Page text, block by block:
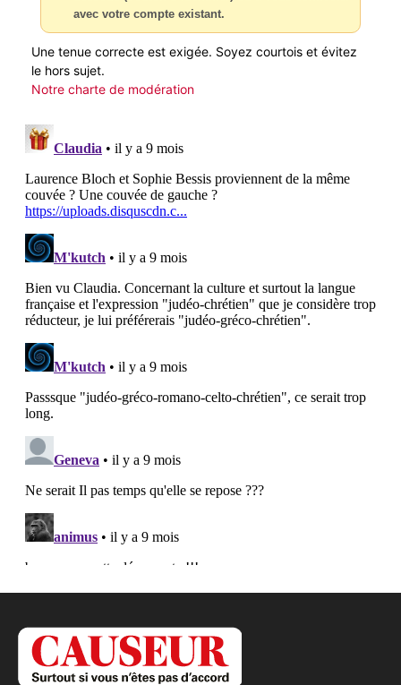
avec votre compte existant.
Une tenue correcte est exigée. Soyez courtois et évitez
le hors sujet.
Notre charte de modération